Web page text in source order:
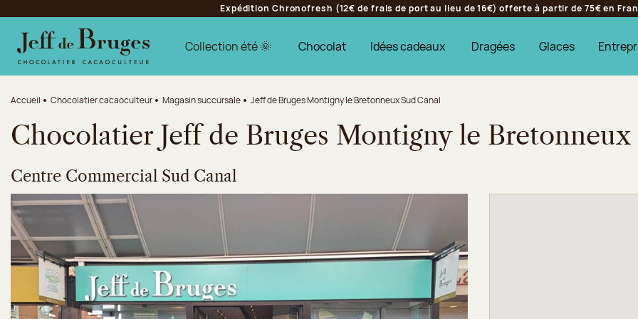
Aller au contenu principal
Aller au pied de page
Expédition Chronofresh (12€ de frais de port au lieu de 16€) offerte à partir de 75€ en
Collection été 🌞 Chocolat Idées cadeaux Dragées Glaces
Accueil Chocolatier cacaoculteur Magasin succursale Jeff de Bruges Montigny le Bretonneux Sud Canal
Chocolatier Jeff de Bruges Montigny le Bretonneux
Centre Commercial Sud Canal